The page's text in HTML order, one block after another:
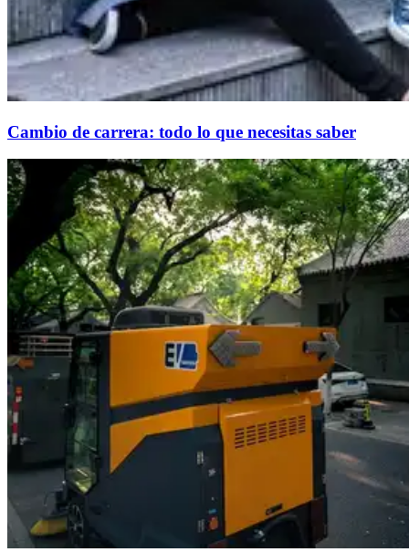
Cambio de carrera: todo lo que necesitas saber